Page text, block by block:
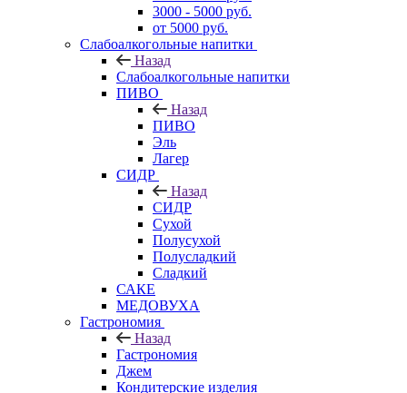
3000 - 5000 руб.
от 5000 руб.
Слабоалкогольные напитки
Назад
Слабоалкогольные напитки
ПИВО
Назад
ПИВО
Эль
Лагер
СИДР
Назад
СИДР
Сухой
Полусухой
Полусладкий
Сладкий
САКЕ
МЕДОВУХА
Гастрономия
Назад
Гастрономия
Джем
Кондитерские изделия